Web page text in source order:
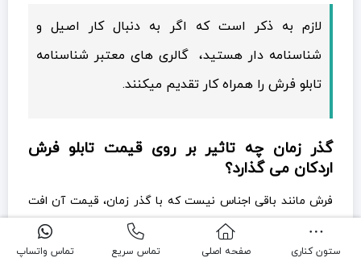
لازم به ذکر است که اگر به دنبال کار اصیل و
شناسنامه دار هستید، گالری های معتبر شناسنامه
تابلو فرش را همراه کار تقدیم میکنند.
گذر زمان چه تاثیر بر روی قیمت تابلو فرش
اردکان می گذارد؟
فرش مانند باقی اجناس نیست که با گذر زمان، قیمت آن افت
پیدا کند. برعکس هر چه از قدمت یک فرش بگذرد ارزش آن
ستون کناری صفحه اصلی تماس سریع تماس واتساپ